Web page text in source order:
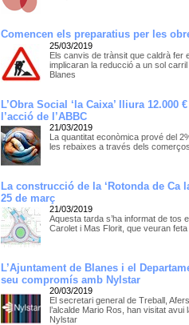
Comencen els preparatius per les
25/03/2019
Els canvis de trànsit que caldrà fer
implicaran la reducció a un sol
Blanes
L’Obra Social ‘la Caixa’ lliura
l’acció de l’ABBC
21/03/2019
La quantitat econòmica prové del
les rebaixes a través dels
La construcció de la ‘Rotonda de
25 de març
21/03/2019
Aquesta tarda s’ha informat de tos
Carolet i Mas Florit, que veuran
L’Ajuntament de Blanes i el
seu compromís amb Nylstar
20/03/2019
El secretari general de Treball,
l’alcalde Mario Ros, han visitat
Nylstar